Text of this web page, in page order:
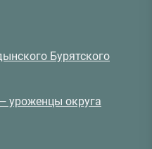
Бурятского
уроженцы округа